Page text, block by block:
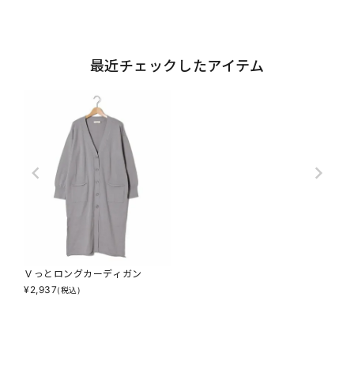
最近チェックしたアイテム
Ｖっとロングカーディガン
¥2,937(税込)